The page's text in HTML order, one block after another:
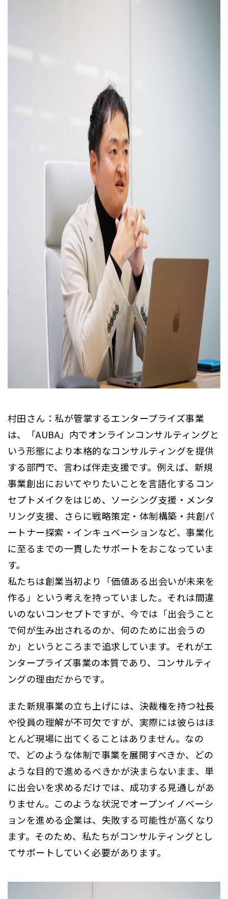
村田さん：私が管掌するエンタープライズ事業
は、「AUBA」内でオンラインコンサルティングと
いう形態により本格的なコンサルティングを提供
する部門で、言わば伴走支援です。例えば、新規
事業創出においてやりたいことを言語化するコン
セプトメイクをはじめ、ソーシング支援・メンタ
リング支援、さらに戦略策定・体制構築・共創パ
ートナー探索・インキュベーションなど、事業化
に至るまでの一貫したサポートをおこなっていま
す。
私たちは創業当初より「価値ある出会いが未来を
作る」という考えを持っていました。それは間違
いのないコンセプトですが、今では「出会うこと
で何が生み出されるのか、何のために出会うの
か」というところまで追求しています。それがエ
ンタープライズ事業の本質であり、コンサルティ
ングの理由だからです。
また新規事業の立ち上げには、決裁権を持つ社長
や役員の理解が不可欠ですが、実際には彼らはほ
とんど現場に出てくることはありません。なの
で、どのような体制で事業を展開すべきか、どの
ような目的で進めるべきかが決まらないまま、単
に出会いを求めるだけでは、成功する見通しがあ
りません。このような状況でオープンイノベーシ
ョンを進める企業は、失敗する可能性が高くなり
ます。そのため、私たちがコンサルティングとし
てサポートしていく必要があります。